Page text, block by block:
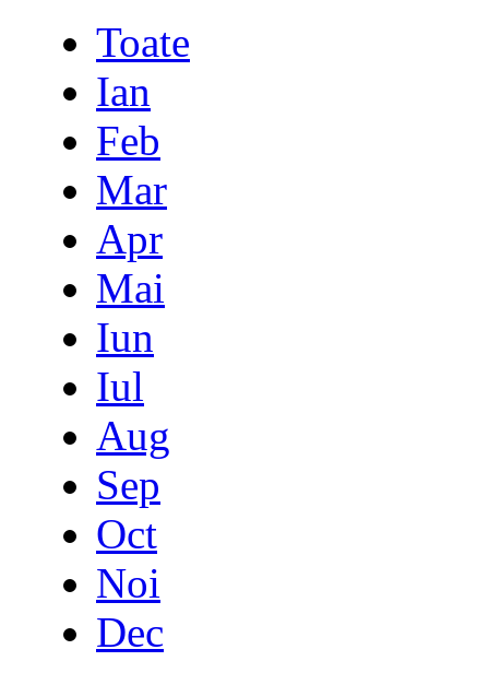
Toate
Ian
Feb
Mar
Apr
Mai
Iun
Iul
Aug
Sep
Oct
Noi
Dec